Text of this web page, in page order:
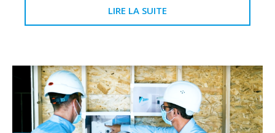
LIRE LA SUITE